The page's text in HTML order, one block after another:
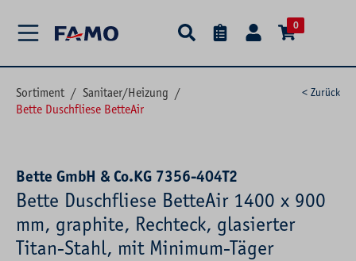
0
Sortiment / Sanitaer/Heizung /
Bette Duschfliese BetteAir
< Zurück
Bette GmbH & Co.KG 7356-404T2
Bette Duschfliese BetteAir 1400 x 900
mm, graphite, Rechteck, glasierter
Titan-Stahl, mit Minimum-Täger